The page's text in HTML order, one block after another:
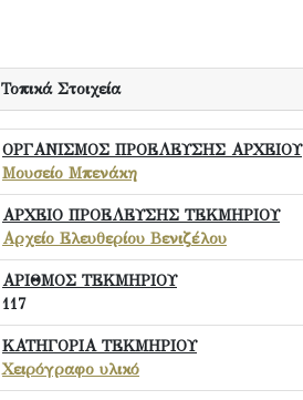
Τοπικά Στοιχεία
ΟΡΓΑΝΙΣΜΟΣ ΠΡΟΕΛΕΥΣΗΣ ΑΡΧΕΙΟΥ
Μουσείο Μπενάκη
ΑΡΧΕΙΟ ΠΡΟΕΛΕΥΣΗΣ ΤΕΚΜΗΡΙΟΥ
Αρχείο Ελευθερίου Βενιζέλου
ΑΡΙΘΜΟΣ ΤΕΚΜΗΡΙΟΥ
117
ΚΑΤΗΓΟΡΙΑ ΤΕΚΜΗΡΙΟΥ
Χειρόγραφο υλικό